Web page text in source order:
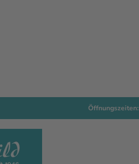
Öffnungszeiten: